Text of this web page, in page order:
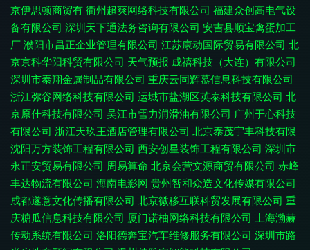
京伊思顿商贸有 衢州超爽网络科技有限公司 福建众创高电气设
备有限公司 深圳天下通法务咨询有限公司 安吉县顺宝禽蛋加工
厂 濮阳市昌正企业管理有限公司 江苏康动国际贸易有限公司 北
京京科华阳科贸有限公司 天气预报 成禧科技（大连）有限公司
深圳市泰翔金属制品有限公司 重庆云同辉慕信息科技有限公司
浙江弥谷网络科技有限公司 运城市盐湖区英泰科技有限公司 北
京原仕科技有限公司 吴江市雪力润滑油有限公司 广州于心科技
有限公司 浙江天玖王酒店管理有限公司 北京泰茂宇丰科技有限
沈阳万方装饰工程有限公司 西安创星装饰工程有限公司 深圳市
永正安贸易有限公司 周易算命 北京会营文源商贸有限公司 赤峰
丰达物流有限公司 海南电影网 贵州智和众造文化传媒有限公司
成都遂意文化传播有限公司 北京微移互联科贸发展有限公司 重
庆糖瓜信息科技有限公司 厦门诺柚网络科技有限公司 上海渤赫
传动系统有限公司 洛阳德奔宝汽车维修服务有限公司 深圳市路